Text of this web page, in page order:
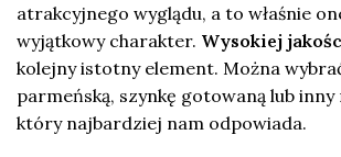
atrakcyjnego wyglądu, a to właśnie
wyjątkowy charakter. Wysokiej
kolejny istotny element. Można
parmeńską, szynkę gotowaną lub
który najbardziej nam odpowiada.